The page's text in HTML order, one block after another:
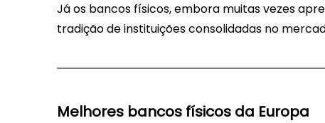
Já os bancos físicos, embora muitas vezes
tradição de instituições consolidadas no
Melhores bancos físicos da Europa